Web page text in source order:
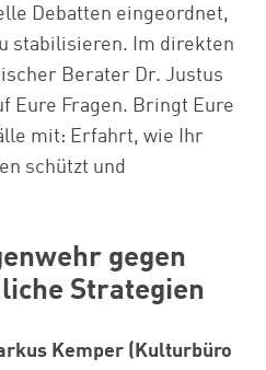
Debatten eingeordnet,
stabilisieren. Im direkten
Berater Dr. Justus
Eure Fragen. Bringt Eure
mit: Erfahrt, wie Ihr
schützt und
gegen
Strategien
Kemper (Kulturbüro